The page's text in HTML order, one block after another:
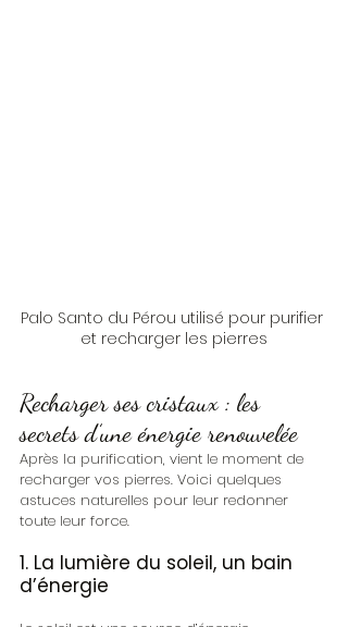
Palo Santo du Pérou utilisé pour purifier
et recharger les pierres
Recharger ses cristaux : les
secrets d’une énergie renouvelée
Après la purification, vient le moment de
recharger vos pierres. Voici quelques
astuces naturelles pour leur redonner
toute leur force.
1. La lumière du soleil, un bain
d’énergie